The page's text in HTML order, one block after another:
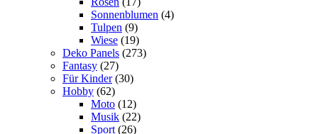
Sonnenblumen (4)
Tulpen (9)
Wiese (19)
Deko Panels (273)
Fantasy (27)
Für Kinder (30)
Hobby (62)
Moto (12)
Musik (22)
Sport (26)